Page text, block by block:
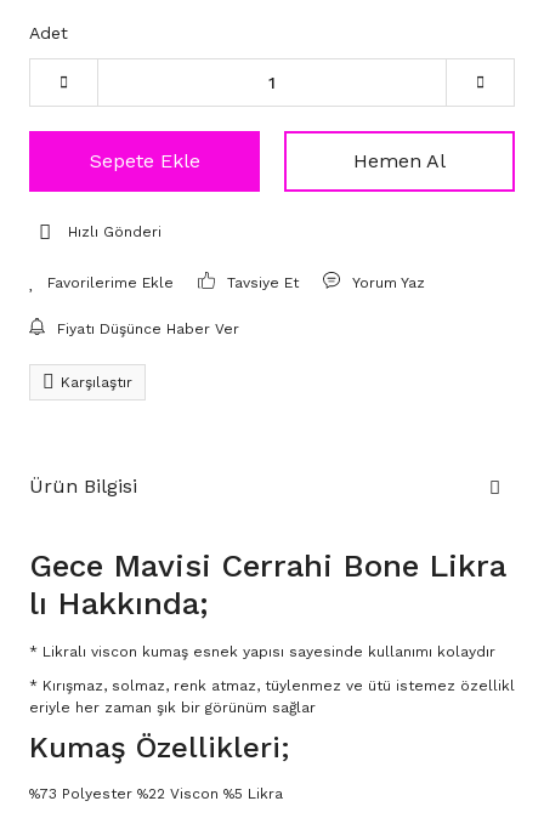
Adet
Sepete Ekle Hemen Al
Hızlı Gönderi
Tavsiye Et Yorum Yaz
Fiyatı Düşünce Haber Ver
Karşılaştır
Ürün Bilgisi
Gece Mavisi Cerrahi Bone Likra
lı Hakkında;
* Likralı viscon kumaş esnek yapısı sayesinde kullanımı kolaydır
* Kırışmaz, solmaz, renk atmaz, tüylenmez ve ütü istemez özellikl
eriyle her zaman şık bir görünüm sağlar
Kumaş Özellikleri;
%73 Polyester %22 Viscon %5 Likra